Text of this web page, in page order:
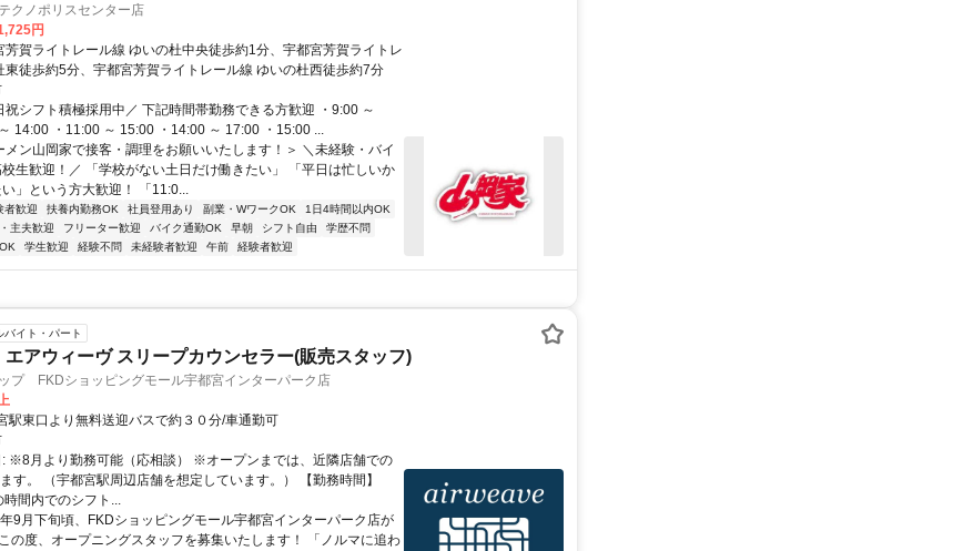
クノポリスセンター店
円
芳賀ライトレール線 ゆいの杜中央徒歩約1分、宇都宮芳賀ライトレ
東徒歩約5分、宇都宮芳賀ライトレール線 ゆいの杜西徒歩約7分
祝シフト積極採用中／ 下記時間帯勤務できる方歓迎 ・9:00 ～
14:00 ・11:00 ～ 15:00 ・14:00 ～ 17:00 ・15:00 ...
メン山岡家で接客・調理をお願いいたします！＞ ＼未経験・バイ
校生歓迎！／ 「学校がない土日だけ働きたい」 「平日は忙しいか
」という方大歓迎！ 「11:0...
者歓迎 扶養内勤務OK 社員登用あり 副業・WワークOK
1日4時間以内OK
主夫歓迎 フリーター歓迎 バイク通勤OK 早朝 シフト自由
学歴不問
学生歓迎 経験不問 未経験者歓迎 午前 経験者歓迎
バイト・パート
エアウィーヴ スリープカウンセラー(販売スタッフ)
プ FKDショッピングモール宇都宮インターパーク店
: 宇都宮駅東口より無料送迎バスで約３０分/車通勤可
: ※8月より勤務可能（応相談） ※オープンまでは、近隣店舗での
す。 （宇都宮駅周辺店舗を想定しています。） 【勤務時間】
間内でのシフト...
9月下旬頃、FKDショッピングモール宇都宮インターパーク店が
の度、オープニングスタッフを募集いたします！ 「ノルマに追わ